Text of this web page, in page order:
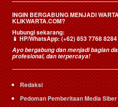
INGIN BERGABUNG MENJADI
KLIKWARTA.COM?
Hubungi sekarang:
📱HP/WhatsApp:(+62) 853 7768 8284
Ayo bergabung dan menjadi bagian
profesional, dan terpercaya!
Redaksi
Pedoman Pemberitaan Media Siber